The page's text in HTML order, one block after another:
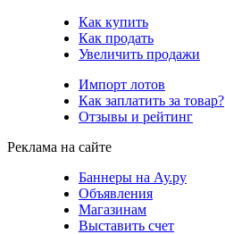
Как купить
Как продать
Увеличить продажи
Импорт лотов
Как заплатить за товар?
Отзывы и рейтинг
Реклама на сайте
Баннеры на Ау.ру
Объявления
Магазинам
Выставить счет